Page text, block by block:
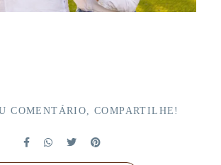
COMENTÁRIO, COMPARTILHE!